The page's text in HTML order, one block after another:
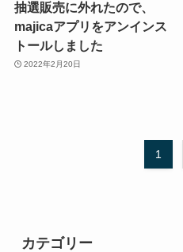
抽選販売に外れたので、
majicaアプリをアンインス
トールしました
2022年2月20日
1
カテゴリー